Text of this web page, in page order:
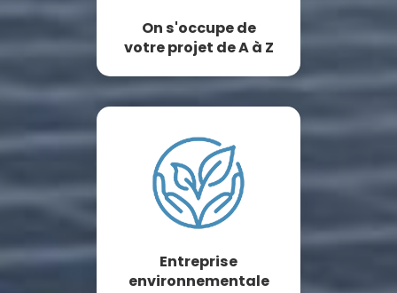
On s'occupe de
votre projet de A à Z
Entreprise
environnementale